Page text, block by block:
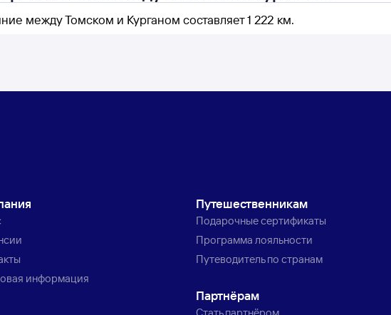
между Томском и Курганом составляет 1 222 км.
информация
Путешественникам
Подарочные сертификаты
Программа лояльности
Путеводитель по странам
Партнёрам